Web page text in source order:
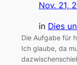
Nov. 21,
in Dies
Die Aufgabe für
Ich glaube, da